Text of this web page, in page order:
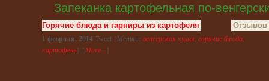
Запеканка картофельная по-
Горячие блюда и гарниры из картофеля Отзывов
1 февраля, 2014Tweet {Метки: венгерская кухня горячие блюда
картофель} {More... }